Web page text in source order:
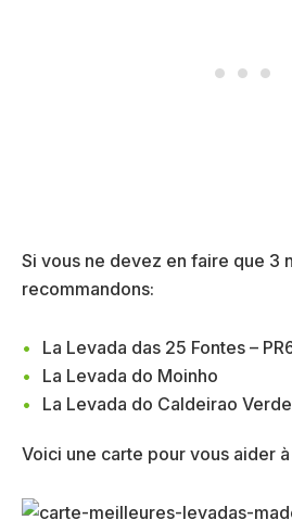
Si vous ne devez en faire que 3
recommandons:
La Levada das 25 Fontes –
La Levada do Moinho
La Levada do Caldeirao Verde
Voici une carte pour vous aider